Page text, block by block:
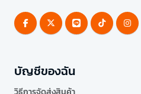
บัญชีของฉัน